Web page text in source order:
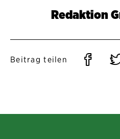
Redaktion
Beitrag teilen
Auf